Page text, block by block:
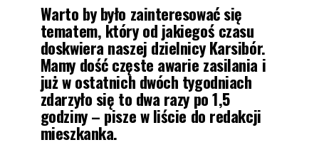
Warto by było zainteresować się
tematem, który od jakiegoś czasu
doskwiera naszej dzielnicy Karsibór.
Mamy dość częste awarie zasilania i
już w ostatnich dwóch tygodniach
zdarzyło się to dwa razy po 1,5
godziny – pisze w liście do redakcji
mieszkanka.